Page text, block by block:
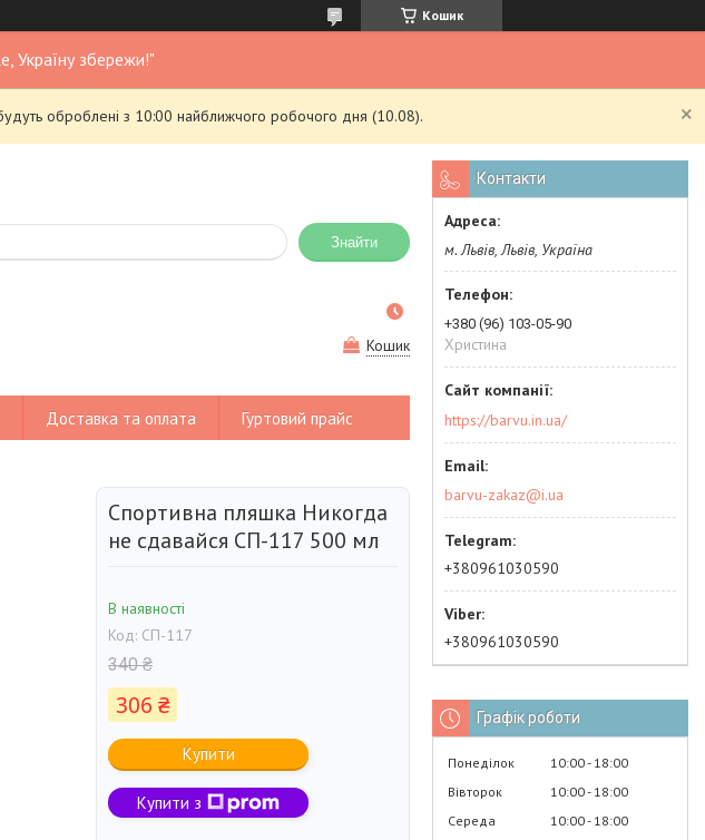
Кошик
Україну збережи!"
оброблені з 10:00 найближчого робочого дня (10.08).
Знайти
Кошик
Доставка та оплата Гуртовий прайс
Спортивна пляшка Никогда
не сдавайся СП-117 500 мл
В наявності
Код: СП-117
340 ₴
306 ₴
Купити
Купити з
Контакти
м. Львів, Львів, Україна
+380 (96) 103-05-90
Христина
https://barvu.in.ua/
barvu-zakaz@i.ua
+380961030590
+380961030590
Графік роботи
Понеділок 10:00 18:00
Вівторок
10:00 18:00
Середа
10:00 18:00